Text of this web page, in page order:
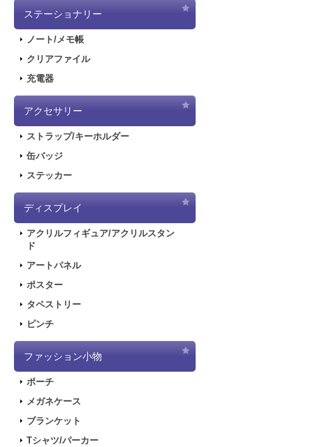
ステーショナリー
ノート/メモ帳
クリアファイル
充電器
アクセサリー
ストラップ/キーホルダー
缶バッジ
ステッカー
ディスプレイ
アクリルフィギュア/アクリルスタン
ド
アートパネル
ポスター
タペストリー
ピンチ
ファッション小物
ポーチ
メガネケース
ブランケット
Tシャツ/パーカー